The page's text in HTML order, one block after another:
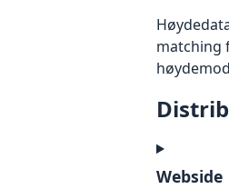
matching
Webside